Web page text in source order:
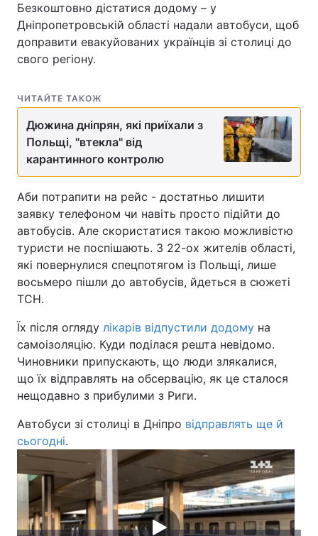
Безкоштовно дістатися додому – у
Дніпропетровській області надали автобуси, щоб
доправити евакуйованих українців зі столиці до
свого регіону.
ЧИТАЙТЕ ТАКОЖ
Дюжина дніпрян, які приїхали з
Польщі, "втекла" від
карантинного контролю
Аби потрапити на рейс - достатньо лишити
заявку телефоном чи навіть просто підійти до
автобусів. Але скористатися такою можливістю
туристи не поспішають. З 22-ох жителів області,
які повернулися спецпотягом із Польщі, лише
восьмеро пішли до автобусів, йдеться в сюжеті
ТСН.
Їх після огляду лікарів відпустили додому на
самоізоляцію. Куди поділася решта невідомо.
Чиновники припускають, що люди злякалися,
що їх відправлять на обсервацію, як це сталося
нещодавно з прибулими з Риги.
Автобуси зі столиці в Дніпро відправлять ще й
сьогодні.